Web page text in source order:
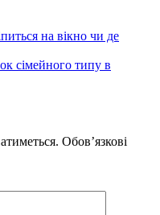
на вікно чи де
сімейного типу в
Обов’язкові